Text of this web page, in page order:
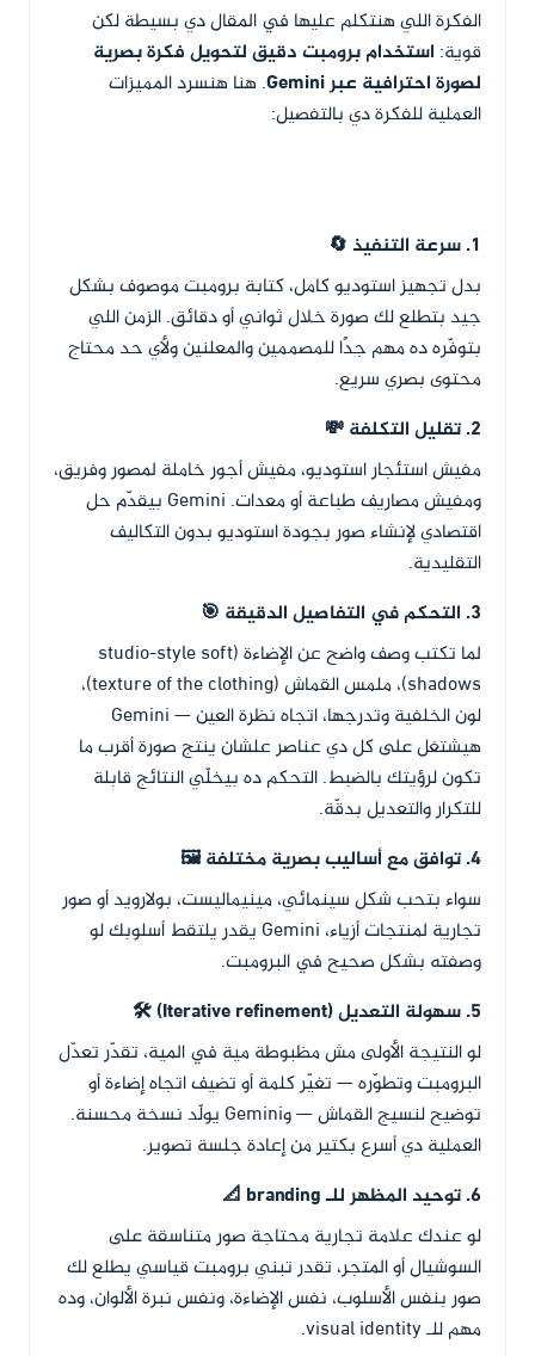
الفكرة اللي هنتكلم عليها في المقال دي بسيطة لكن
قوية: استخدام برومبت دقيق لتحويل فكرة بصرية
لصورة احترافية عبر Gemini
. هنا هنسرد المميزات
العملية للفكرة دي بالتفصيل:
1. سرعة التنفيذ 🔄
بدل تجهيز استوديو كامل، كتابة برومبت موصوف بشكل
جيد بتطلع لك صورة خلال ثواني أو دقائق. الزمن اللي
بتوفّره ده مهم جدًا للمصممين والمعلنين ولأي حد محتاج
محتوى بصري سريع.
2. تقليل التكلفة 💸
مفيش استئجار استوديو، مفيش أجور خاملة لمصور وفريق،
ومفيش مصاريف طباعة أو معدات. Gemini بيقدّم حل
اقتصادي لإنشاء صور بجودة استوديو بدون التكاليف
التقليدية.
3. التحكم في التفاصيل الدقيقة 🎯
لما تكتب وصف واضح عن الإضاءة (studio-style soft
shadows)، ملمس القماش (texture of the clothing)،
لون الخلفية وتدرجها، اتجاه نظرة العين — Gemini
هيشتغل على كل دي عناصر علشان ينتج صورة أقرب ما
تكون لرؤيتك بالضبط. التحكم ده بيخلّي النتائج قابلة
للتكرار والتعديل بدقّة.
4. توافق مع أساليب بصرية مختلفة 🖼️
سواء بتحب شكل سينمائي، مينيماليست، بولارويد أو صور
تجارية لمنتجات أزياء، Gemini يقدر يلتقط أسلوبك لو
وصفته بشكل صحيح في البرومبت.
5. سهولة التعديل (Iterative refinement) 🛠️
لو النتيجة الأولى مش مظبوطة مية في المية، تقدّر تعدّل
البرومبت وتطوّره — تغيّر كلمة أو تضيف اتجاه إضاءة أو
توضيح لنسيج القماش — وGemini يولّد نسخة محسنة.
العملية دي أسرع بكتير من إعادة جلسة تصوير.
6. توحيد المظهر للـ branding 📐
لو عندك علامة تجارية محتاجة صور متناسقة على
السوشيال أو المتجر، تقدر تبني برومبت قياسي يطلع لك
صور بنفس الأسلوب، نفس الإضاءة، ونفس نبرة الألوان، وده
مهم للـ visual identity.